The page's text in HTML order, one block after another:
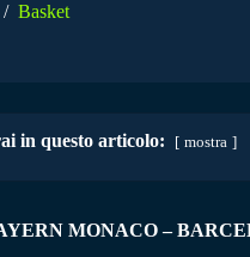
/ Basket
in questo articolo: mostra
MONACO –